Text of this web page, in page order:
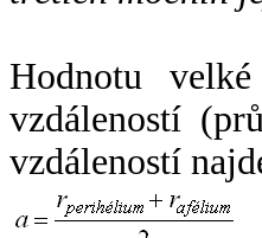
Hodnotu
vzdáleností
vzdáleností